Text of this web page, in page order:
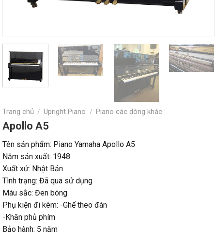
Trang chủ / Upright Piano / Piano các dòng khác
Apollo A5
Tên sản phẩm: Piano Yamaha Apollo A5
Năm sản xuất: 1948
Xuất xứ: Nhật Bản
Tình trạng: Đã qua sử dụng
Màu sắc: Đen bóng
Phụ kiện đi kèm: -Ghế theo đàn
-Khăn phủ phím
Bảo hành: 5 năm